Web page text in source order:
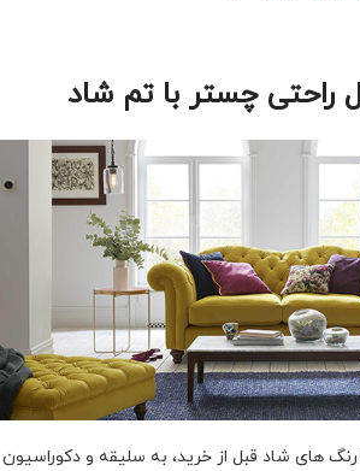
راحتی چستر با تم شاد
رنگ های شاد قبل از خرید، به سلیقه و دکوراسیون